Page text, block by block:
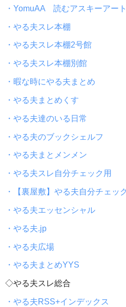
・YomuAA 読むアスキーアー
・やる夫スレ本棚
・やる夫スレ本棚2号館
・やる夫スレ本棚別館
・暇な時にやる夫まとめ
・やる夫まとめくす
・やる夫達のいる日常
・やる夫のブックシェルフ
・やる夫まとメンメン
・やる夫スレ自分チェック用
・【裏屋敷】やる夫自分チェッ
・やる夫エッセンシャル
・やる夫.jp
・やる夫広場
・やる夫まとめYYS
◇やる夫スレ総合
・やる夫RSS+インデックス